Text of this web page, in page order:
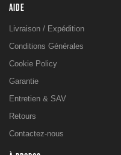
AIDE
Livraison / Expédition
Conditions Générales
Cookie Policy
Garantie
Entretien & SAV
Retours
Contactez-nous